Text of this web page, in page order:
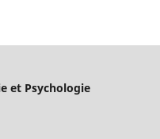
et Psychologie